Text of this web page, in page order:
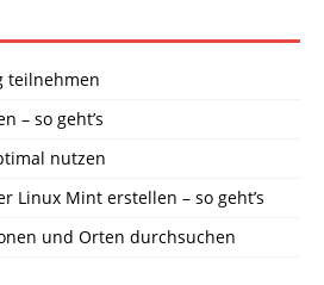
teilnehmen
– so geht’s
nutzen
Linux Mint erstellen – so geht’s
und Orten durchsuchen